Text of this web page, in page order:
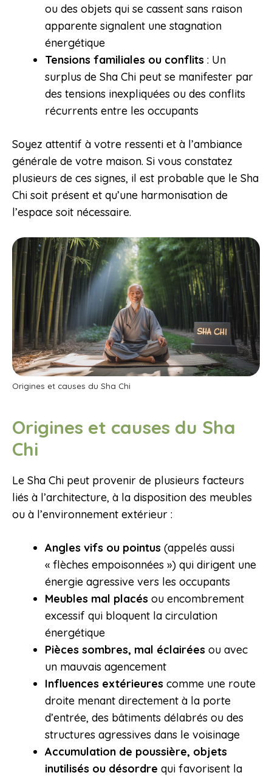
ou des objets qui se cassent sans raison
apparente signalent une stagnation
énergétique
Tensions familiales ou conflits : Un
surplus de Sha Chi peut se manifester par
des tensions inexpliquées ou des conflits
récurrents entre les occupants
Soyez attentif à votre ressenti et à l’ambiance
générale de votre maison. Si vous constatez
plusieurs de ces signes, il est probable que le Sha
Chi soit présent et qu’une harmonisation de
l’espace soit nécessaire.
Origines et causes du Sha Chi
Origines et causes du Sha
Chi
Le Sha Chi peut provenir de plusieurs facteurs
liés à l’architecture, à la disposition des meubles
ou à l’environnement extérieur :
Angles vifs ou pointus (appelés aussi
« flèches empoisonnées ») qui dirigent une
énergie agressive vers les occupants
Meubles mal placés ou encombrement
excessif qui bloquent la circulation
énergétique
Pièces sombres, mal éclairées ou avec
un mauvais agencement
Influences extérieures comme une route
droite menant directement à la porte
d’entrée, des bâtiments délabrés ou des
structures agressives dans le voisinage
Accumulation de poussière, objets
inutilisés ou désordre qui favorisent la